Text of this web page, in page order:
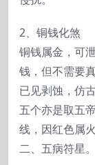
2、铜钱化煞
铜钱属金，可
钱，但不需要
已见剥蚀，仿
五个亦是取五
线，因红色属
二、五病符星。